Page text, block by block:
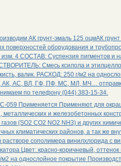
АК грунт-эмаль 125 оцмАК
оборудования и
4 СОСТАВ: Суспензия пигментов и
Смесь ксилола и
валик. РАСХОД: 250 г/м2 на
АС, ВЛ, ГФ, ПФ, МС, МЛ, МЧ…
по телефону (044) 383-15-34.
059 Применяется Применяют для
и железобетонных
(SO2 CO2 NO2 NH3) и других
климатических районов, а так же
сополимера винилхлорида с
Цвет: красно-коричневый,
на однослойное покрытие